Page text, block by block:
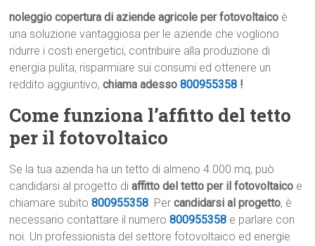
noleggio copertura di aziende agricole per fotovoltaico è
una soluzione vantaggiosa per le aziende che vogliono
ridurre i costi energetici, contribuire alla produzione di
energia pulita, risparmiare sui consumi ed ottenere un
reddito aggiuntivo,chiama adesso800955358 !
Come funziona l’affitto del tetto
per il fotovoltaico
Se la tua azienda ha un tetto di almeno 4.000 mq, può
candidarsi al progetto diaffitto del tetto per il fotovoltaico e
chiamare subito800955358. Percandidarsi al progetto, è
necessario contattare il numero800955358 e parlare con
noi. Un professionista del settore fotovoltaico ed energie